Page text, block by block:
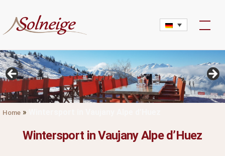
content
Home »
Wintersport in Vaujany Alpe d’Huez